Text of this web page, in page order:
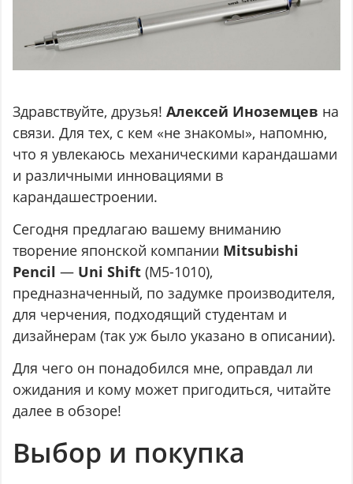
Здравствуйте, друзья!Алексей Иноземцев на
связи. Для тех, с кем «не знакомы», напомню,
что я увлекаюсь механическими карандашами
и различными инновациями в
карандашестроении.
Сегодня предлагаю вашему вниманию
творение японской компании Mitsubishi
Pencil— Uni Shift (M5-1010),
предназначенный, по задумке производителя,
для черчения, подходящий студентам и
дизайнерам (так уж было указано в описании).
Для чего он понадобился мне, оправдал ли
ожидания и кому может пригодиться, читайте
далее в обзоре!
Выбор и покупка